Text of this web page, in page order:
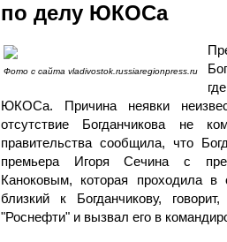
по делу ЮКОСа
Фото с сайта vladivostok.russiaregionpress.ru
ЮКОСа. Причина неявки
отсутствие Богданчикова не
правительства сообщила, что
премьера Игоря Сечина с
Каноковым, которая проходила
близкий к Богданчикову,
"Роснефти" и вызвал его в